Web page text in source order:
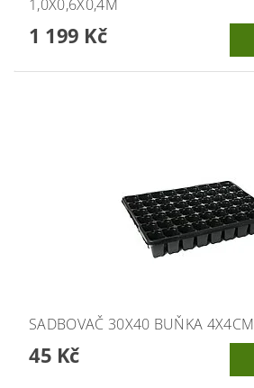
1,0X0,6X0,4M
1 199 Kč
SADBOVAČ 30X40 BUŇKA 4X4CM
45 Kč